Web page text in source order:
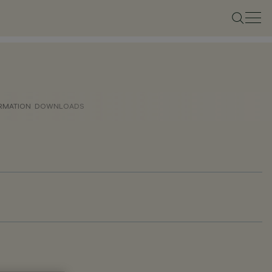
DOWNLOADS